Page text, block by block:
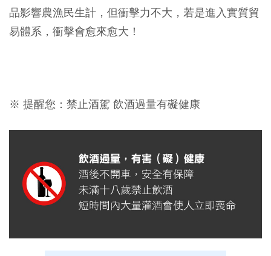
品影響農漁民生計，但衝擊力不大，若是進入實質貿
易體系，衝擊會愈來愈大！
※ 提醒您：禁止酒駕 飲酒過量有礙健康